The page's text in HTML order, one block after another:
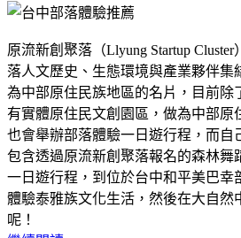
原流新創聚落（Llyung Startup
落人文歷史、生態環境與產業夥伴集
為中部原住民族地區的名片，目前除
有實體原住民文創園區，做為中部原
也會舉辦部落體驗一日遊行程，而自
包含透過原流新創聚落報名的森林舞
一日遊行程，到位於台中和平美巴幸
體驗泰雅族文化生活，然後在大自然
呢！